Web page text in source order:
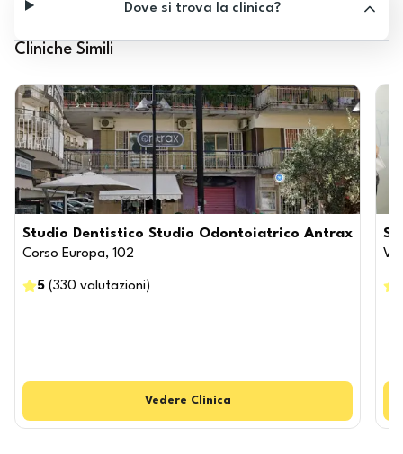
Dove si trova la clinica?
Cliniche Simili
Studio Dentistico Studio Odontoiatrico Antrax
Corso Europa, 102
5 (330 valutazioni )
Vedere Clinica